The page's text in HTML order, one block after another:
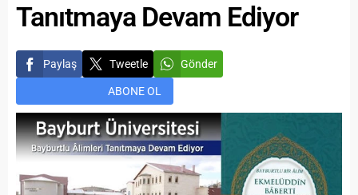
Tanıtmaya Devam Ediyor
Paylaş Tweetle Gönder
ABONE OL